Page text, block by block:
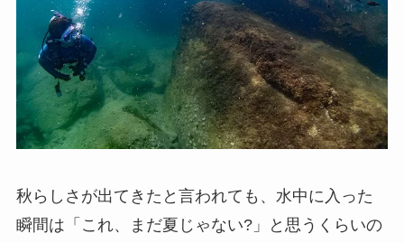
秋らしさが出てきたと言われても、水中に入った
瞬間は「これ、まだ夏じゃない?」と思うくらいの